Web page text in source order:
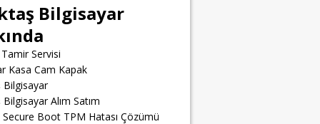
Bilgisayar
Servisi
Kasa Cam Kapak
Bilgisayar
Alım Satım
Boot TPM Hatası Çözümü